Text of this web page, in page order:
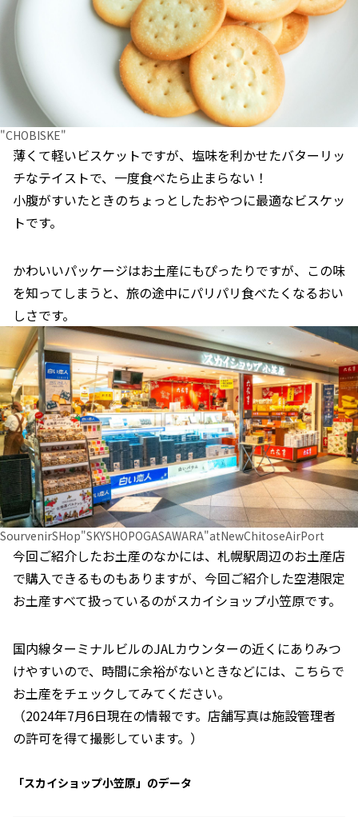
"CHOBISKE"
薄くて軽いビスケットですが、塩味を利かせたバターリッ
チなテイストで、一度食べたら止まらない！
小腹がすいたときのちょっとしたおやつに最適なビスケッ
トです。
かわいいパッケージはお土産にもぴったりですが、この味
を知ってしまうと、旅の途中にパリパリ食べたくなるおい
しさです。
SourvenirSHop"SKYSHOPOGASAWARA"atNewChitoseAirPort
今回ご紹介したお土産のなかには、札幌駅周辺のお土産店
で購入できるものもありますが、今回ご紹介した空港限定
お土産すべて扱っているのがスカイショップ小笠原です。
国内線ターミナルビルのJALカウンターの近くにありみつ
けやすいので、時間に余裕がないときなどには、こちらで
お土産をチェックしてみてください。
（2024年7月6日現在の情報です。店舗写真は施設管理者
の許可を得て撮影しています。）
「スカイショップ小笠原」のデータ